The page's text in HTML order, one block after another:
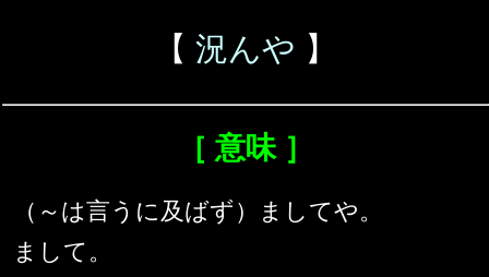
【 況んや 】
［ 意味 ］
（～は言うに及ばず）ましてや。
まして。